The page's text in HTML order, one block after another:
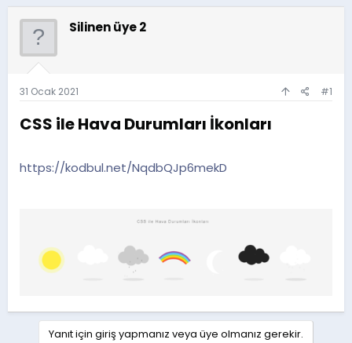
u
y
b
ş
a
t
n
l
a
a
r
i
Silinen üye 2
31 Ocak 2021 #1
CSS ile Hava Durumları İkonları​
https://kodbul.net/NqdbQJp6mekD
Yanıt için giriş yapmanız veya üye olmanız gerekir.